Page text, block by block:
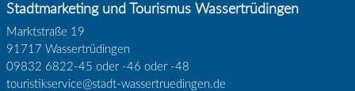
Stadtmarketing und Tourismus Wassertrüdingen
Marktstraße 19
91717 Wassertrüdingen
09832 6822-45 oder -46 oder -48
touristikservice@stadt-wassertruedingen.de